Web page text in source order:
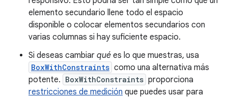
elemento secundario llene todo el espacio
disponible o colocar elementos secundarios con
varias columnas si hay suficiente espacio.
Si deseas cambiar qué es lo que muestras, usa
BoxWithConstraints como una alternativa más
potente. BoxWithConstraints proporciona
restricciones de medición que puedes usar para